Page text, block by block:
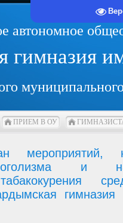
автономное
гимназия
ПРИЕМ В ОУ
мероприятий,
и